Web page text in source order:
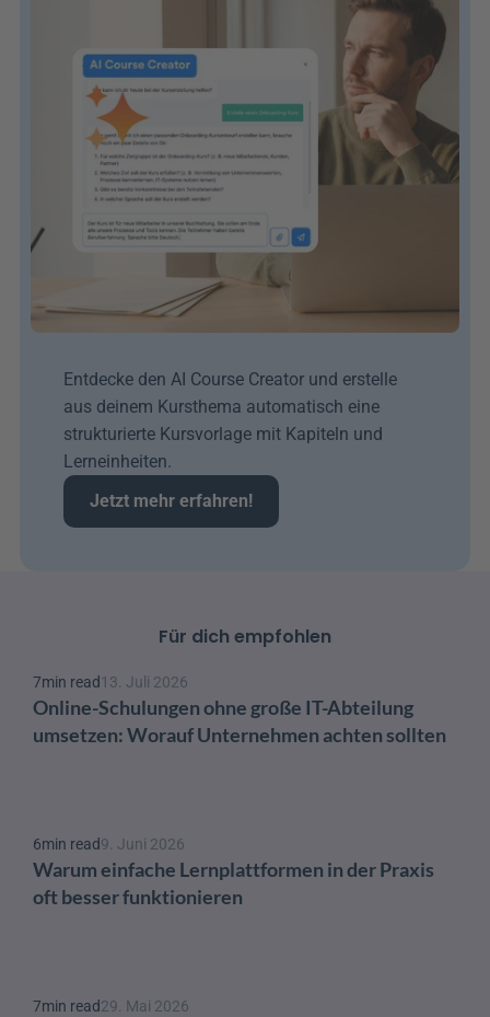
Entdecke den AI Course Creator und erstelle
aus deinem Kursthema automatisch eine
strukturierte Kursvorlage mit Kapiteln und
Lerneinheiten.
Jetzt mehr erfahren!
Für dich empfohlen
7min read13. Juli 2026
Online-Schulungen ohne große IT-Abteilung
umsetzen: Worauf Unternehmen achten sollten
6min read9. Juni 2026
Warum einfache Lernplattformen in der Praxis
oft besser funktionieren
7min read29. Mai 2026